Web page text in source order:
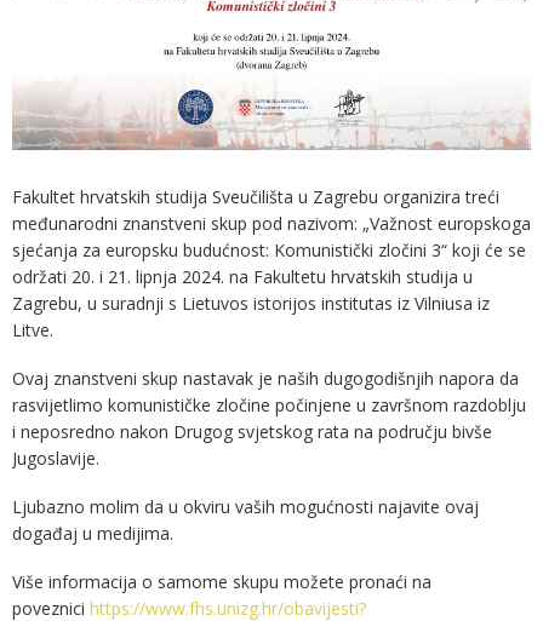
Fakultet hrvatskih studija Sveučilišta u Zagrebu organizira treći
međunarodni znanstveni skup pod nazivom: „Važnost europskoga
sjećanja za europsku budućnost: Komunistički zločini 3“ koji će se
održati 20. i 21. lipnja 2024. na Fakultetu hrvatskih studija u
Zagrebu, u suradnji s Lietuvos istorijos institutas iz Vilniusa iz
Litve.
Ovaj znanstveni skup nastavak je naših dugogodišnjih napora da
rasvijetlimo komunističke zločine počinjene u završnom razdoblju
i neposredno nakon Drugog svjetskog rata na području bivše
Jugoslavije.
Ljubazno molim da u okviru vaših mogućnosti najavite ovaj
događaj u medijima.
Više informacija o samome skupu možete pronaći na
poveznici https://www.fhs.unizg.hr/obavijesti?